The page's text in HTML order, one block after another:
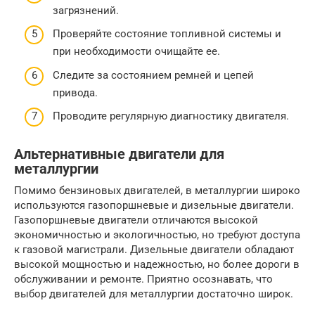
загрязнений.
Проверяйте состояние топливной системы и
при необходимости очищайте ее.
Следите за состоянием ремней и цепей
привода.
Проводите регулярную диагностику двигателя.
Альтернативные двигатели для
металлургии
Помимо бензиновых двигателей, в металлургии широко
используются газопоршневые и дизельные двигатели.
Газопоршневые двигатели отличаются высокой
экономичностью и экологичностью, но требуют доступа
к газовой магистрали. Дизельные двигатели обладают
высокой мощностью и надежностью, но более дороги в
обслуживании и ремонте. Приятно осознавать, что
выбор двигателей для металлургии достаточно широк.